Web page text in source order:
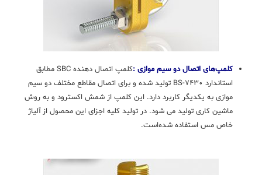
کلمپ‌های اتصال دو سیم موازی :
کلمپ اتصال دهنده SBC مطابق
استاندارد BS-۷۴۳۰ تولید شده و برای اتصال مقاطع مختلف دو سیم
موازی به یکدیگر کاربرد دارد. این کلمپ از شمش اکسترود و به روش
ماشین کاری تولید می شود. در تولید کلیه اجزای این محصول از آلیاژ
خاص مس استفاده شده‌است.